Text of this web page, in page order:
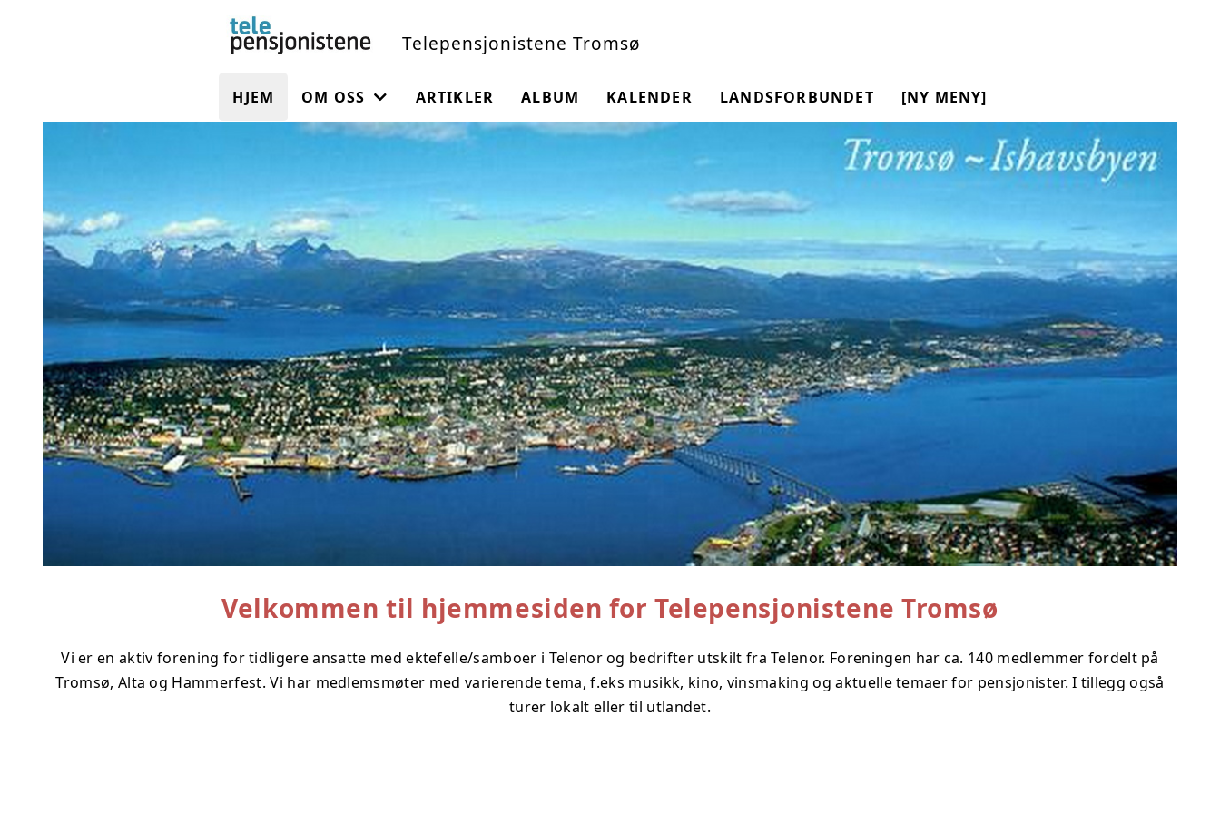
Telepensjonistene Tromsø
HJEM OM OSS
OM FORENINGEN
STYRET
ARTIKLER ALBUM KALENDER LANDSFORBUNDET [NY MENY]
Velkommen til hjemmesiden for Telepensjonistene Tromsø
Vi er en aktiv forening for tidligere ansatte med ektefelle/samboer i Telenor og bedrifter utskilt fra Telenor. Foreningen har ca. 140 medlemmer fordelt på
Tromsø, Alta og Hammerfest. Vi har medlemsmøter med varierende tema, f.eks musikk, kino, vinsmaking og aktuelle temaer for pensjonister. I tillegg også
turer lokalt eller til utlandet.